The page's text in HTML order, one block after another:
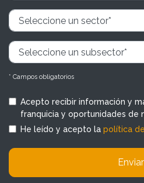
* Campos obligatorios
Acepto recibir información y
franquicia y oportunidades de
He leído y acepto la política
Enviar